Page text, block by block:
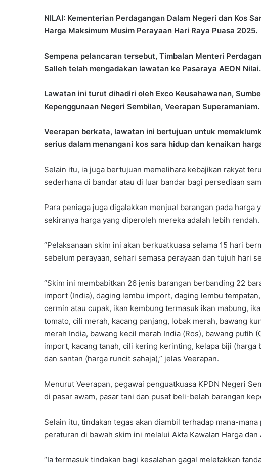
NILAI: Kementerian Perdagangan Dalam Negeri dan Kos
Harga Maksimum Musim Perayaan Hari Raya Puasa 2025.
Sempena pelancaran tersebut, Timbalan Menteri
Salleh telah mengadakan lawatan ke Pasaraya AEON Nilai.
Lawatan ini turut dihadiri oleh Exco Keusahawanan,
Kepenggunaan Negeri Sembilan, Veerapan Superamaniam.
Veerapan berkata, lawatan ini bertujuan untuk
serius dalam menangani kos sara hidup dan kenaikan
Selain itu, ia juga bertujuan memelihara kebajikan rakyat
sederhana di bandar atau di luar bandar bagi persediaan
Para peniaga juga digalakkan menjual barangan pada
sekiranya harga yang diperoleh mereka adalah lebih rendah.
“Pelaksanaan skim ini akan berkuatkuasa selama 15 hari
sebelum perayaan, sehari semasa perayaan dan tujuh hari
“Skim ini membabitkan 26 jenis barangan berbanding 22
import (India), daging lembu import, daging lembu
cermin atau cupak, ikan kembung termasuk ikan mabung,
tomato, cili merah, kacang panjang, lobak merah, bawang
merah India, bawang kecil merah India (Ros), bawang putih
import, kacang tanah, cili kering kerinting, kelapa biji (harga
dan santan (harga runcit sahaja),” jelas Veerapan.
Menurut Veerapan, pegawai penguatkuasa KPDN Negeri
di pasar awam, pasar tani dan pusat beli-belah barangan
Selain itu, tindakan tegas akan diambil terhadap mana-
peraturan di bawah skim ini melalui Akta Kawalan Harga dan
“Ia termasuk tindakan bagi kesalahan gagal meletakkan